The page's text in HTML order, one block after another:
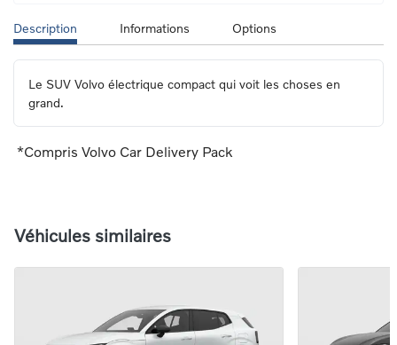
Description Informations Options
Le SUV Volvo électrique compact qui voit les choses en
grand.
*Compris Volvo Car Delivery Pack
Véhicules similaires